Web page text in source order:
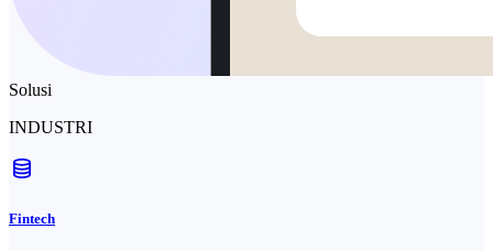
Solusi
INDUSTRI
Fintech